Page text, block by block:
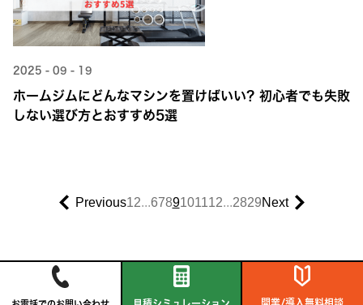
2025 - 09 - 19
ホームジムにどんなマシンを置けばいい？初心者でも失敗
しない選び方とおすすめ5選
Previous12...6789101112...2829Next
開業/導入無料相談